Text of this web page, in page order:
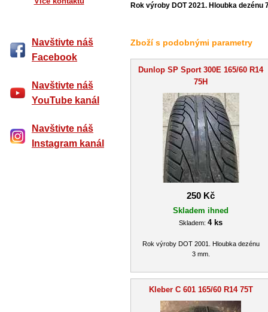
Navštivte náš
Facebook
Navštivte náš
YouTube kanál
Navštivte náš
Instagram kanál
Rok výroby DOT 2021. Hloubka dezénu
Zboží s podobnými parametry
Dunlop SP Sport 300E 165/60 R14
75H
250 Kč
Skladem ihned
Skladem: 4 ks
Rok výroby DOT 2001. Hloubka dezénu
3 mm.
Kleber C 601 165/60 R14 75T